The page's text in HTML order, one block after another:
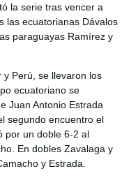
la serie tras vencer a
las ecuatorianas Dávalos
paraguayas Ramírez y
y Perú, se llevaron los
ecuatoriano se
Juan Antonio Estrada
segundo encuentro el
por un doble 6-2 al
En dobles Zavalaga y
y Estrada.